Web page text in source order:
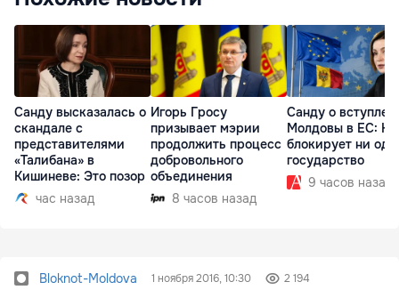
Санду высказалась о
скандале с
представителями
«Талибана» в
Кишиневе: Это позор
час назад
Игорь Гросу
призывает мэрии
продолжить процесс
добровольного
объединения
8 часов назад
Санду о
Молдовы в ЕС:
блокирует ни
государство
9 часов назад
Bloknot-Moldova 1 ноября 2016, 10:30 2 194